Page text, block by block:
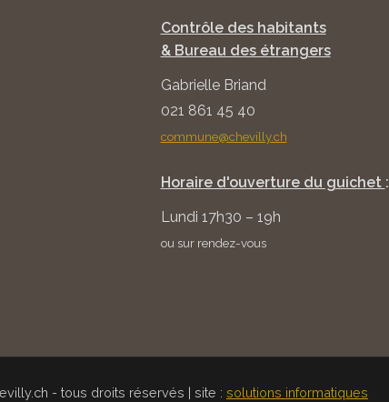
Contrôle des habitants
& Bureau des étrangers
Gabrielle Briand
021 861 45 40
commune@chevilly.ch
Horaire d'ouverture du guichet :
Lundi 17h30 – 19h
ou sur rendez-vous
- tous droits réservés | site : solutions informatiques